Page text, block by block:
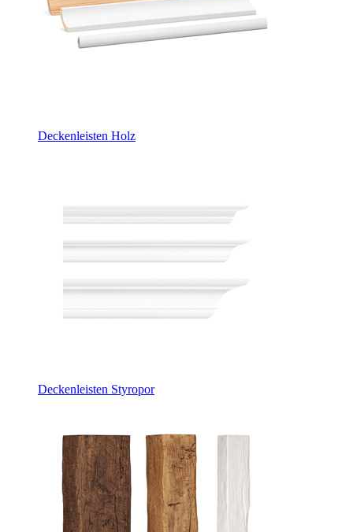
Deckenleisten Holz
Deckenleisten Styropor